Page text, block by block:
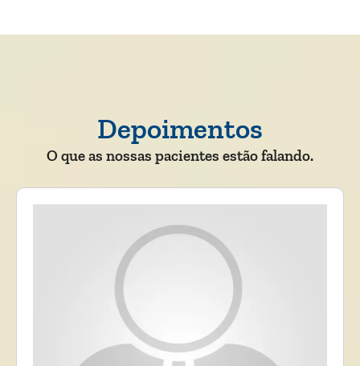
Depoimentos
O que as nossas pacientes estão falando.